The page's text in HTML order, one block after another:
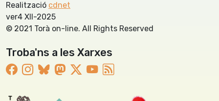
Realització cdnet
ver4 XII-2025
© 2021 Torà on-line. All Rights Reserved
Troba'ns a les Xarxes